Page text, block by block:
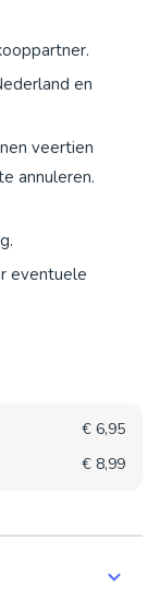
en
veertien
annuleren.
eventuele
€ 6,95
€ 8,99